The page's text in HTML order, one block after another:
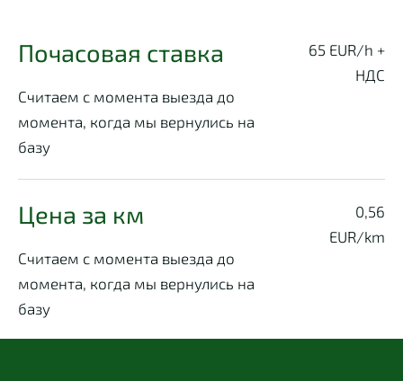
Почасовая ставка
Считаем с момента выезда до
момента, когда мы вернулись на
базу
65 EUR/h +
НДС
Цена за км
Считаем с момента выезда до
момента, когда мы вернулись на
базу
0,56
EUR/km